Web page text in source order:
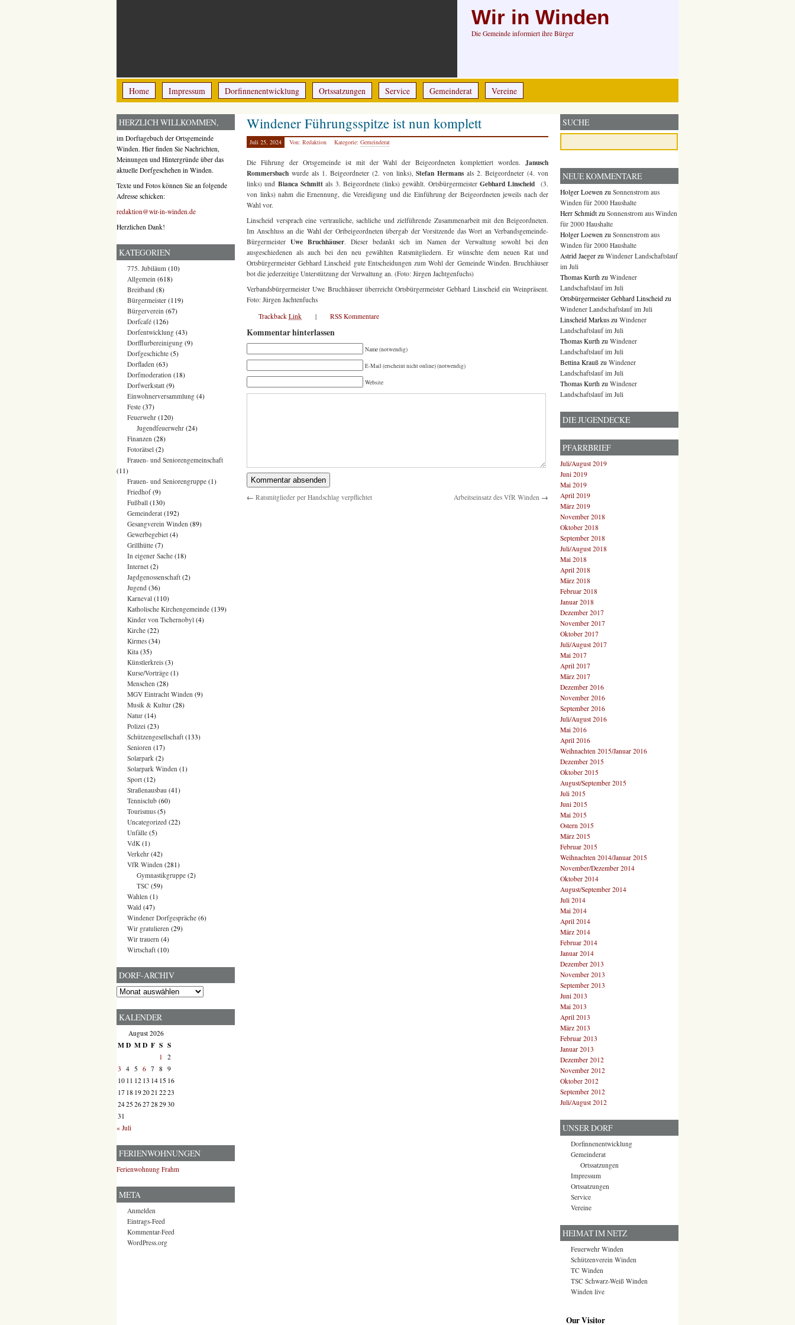
Wir in Winden
Die Gemeinde informiert ihre Bürger
Home Impressum Dorfinnenentwicklung Ortssatzungen Service Gemeinderat Vereine
Windener Führungsspitze ist nun komplett
Juli 25, 2024 Von: Redaktion Kategorie: Gemeinderat
Die Führung der Ortsgemeinde ist mit der Wahl der Beigeordneten komplettiert worden. Janusch
Rommersbach wurde als 1. Beigeordneter (2. von links),Stefan Hermans als 2. Beigeordneter (4. von
links) und Bianca Schmittals 3. Beigeordnete (links) gewählt. OrtsbürgermeisterGebhard Linscheid (3.
von links) nahm die Ernennung, die Vereidigung und die Einführung der Beigeordneten jeweils nach der
Wahl vor.
Linscheid versprach eine vertrauliche, sachliche und zielführende Zusammenarbeit mit den Beigeordneten.
Im Anschluss an die Wahl der Ortbeigeordneten übergab der Vorsitzende das Wort an Verbandsgemeinde-
BürgermeisterUwe Bruchhäuser. Dieser bedankt sich im Namen der Verwaltung sowohl bei den
ausgeschiedenen als auch bei den neu gewählten Ratsmitgliedern. Er wünschte dem neuen Rat und
Ortsbürgermeister Gebhard Linscheid gute Entscheidungen zum Wohl der Gemeinde Winden. Bruchhäuser
bot die jederzeitige Unterstützung der Verwaltung an. (Foto: Jürgen Jachtgenfuchs)
Verbandsbürgermeister Uwe Bruchhäuser überreicht Ortsbürgermeister Gebhard Linscheid ein Weinpräsent.
Foto: Jürgen Jachtenfuchs
Trackback Link | RSS Kommentare
Kommentar hinterlassen
Name (notwendig)
E-Mail (erscheint nicht online) (notwendig)
Website
← Ratsmitglieder per Handschlag verpflichtet Arbeitseinsatz des VfR Winden →
HERZLICH WILLKOMMEN,
im Dorftagebuch der Ortsgemeinde
Winden. Hier finden Sie Nachrichten,
Meinungen und Hintergründe über das
aktuelle Dorfgeschehen in Winden.
Texte und Fotos können Sie an folgende
Adresse schicken:
redaktion@wir-in-winden.de
Herzlichen Dank!
KATEGORIEN
775. Jubiläum (10)
Allgemein (618)
Breitband (8)
Bürgermeister (119)
Bürgerverein (67)
Dorfcafé (126)
Dorfentwicklung (43)
Dorfflurbereinigung (9)
Dorfgeschichte (5)
Dorfladen (63)
Dorfmoderation (18)
Dorfwerkstatt (9)
Einwohnerversammlung (4)
Feste (37)
Feuerwehr (120)
Jugendfeuerwehr (24)
Finanzen (28)
Fotorätsel (2)
Frauen- und Seniorengemeinschaft
(11)
Frauen- und Seniorengruppe (1)
Friedhof(9)
Fußball (130)
Gemeinderat (192)
Gesangverein Winden (89)
Gewerbegebiet (4)
Grillhütte (7)
In eigener Sache (18)
Internet (2)
Jagdgenossenschaft (2)
Jugend (36)
Karneval (110)
Katholische Kirchengemeinde (139)
Kinder von Tschernobyl (4)
Kirche (22)
Kirmes (34)
Kita (35)
Künstlerkreis (3)
Kurse/Vorträge (1)
Menschen (28)
MGV Eintracht Winden (9)
Musik & Kultur (28)
Natur (14)
Polizei (23)
Schützengesellschaft (133)
Senioren (17)
Solarpark (2)
Solarpark Winden (1)
Sport (12)
Straßenausbau (41)
Tennisclub (60)
Tourismus (5)
Uncategorized (22)
Unfälle (5)
VdK (1)
Verkehr (42)
VfR Winden (281)
Gymnastikgruppe (2)
TSC (59)
Wahlen (1)
Wald (47)
Windener Dorfgespräche (6)
Wir gratulieren (29)
Wir trauern (4)
Wirtschaft (10)
DORF-ARCHIV
Dorf-
KALENDER
August 2026
MD MD F S S
1 2
3 4 5 6 7 8 9
10 11 12 13 14 15 16
17 18 192021 2223
2425 2627 28 2930
31
« Juli
FERIENWOHNUNGEN
Ferienwohnung Frahm
META
Anmelden
Eintrags-Feed
Kommentar-Feed
WordPress.org
SUCHE
NEUE KOMMENTARE
Holger Loewen zu Sonnenstrom aus
Winden für 2000 Haushalte
Herr Schmidt zu Sonnenstrom aus Winden
für 2000 Haushalte
Holger Loewen zu Sonnenstrom aus
Winden für 2000 Haushalte
Astrid Jaeger zu Windener Landschaftslauf
im Juli
Thomas Kurth zu Windener
Landschaftslauf im Juli
Ortsbürgermeister Gebhard Linscheid zu
Windener Landschaftslauf im Juli
Linscheid Markus zu Windener
Landschaftslauf im Juli
Thomas Kurth zu Windener
Landschaftslauf im Juli
Bettina Krauß zu Windener
Landschaftslauf im Juli
Thomas Kurth zu Windener
Landschaftslauf im Juli
DIE JUGENDECKE
PFARRBRIEF
Juli/August 2019
Juni 2019
Mai 2019
April 2019
März 2019
November 2018
Oktober 2018
September 2018
Juli/August 2018
Mai 2018
April 2018
März 2018
Februar 2018
Januar 2018
Dezember 2017
November 2017
Oktober 2017
Juli/August 2017
Mai 2017
April 2017
März 2017
Dezember 2016
November 2016
September 2016
Juli/August 2016
Mai 2016
April 2016
Weihnachten 2015/Januar 2016
Dezember 2015
Oktober 2015
August/September 2015
Juli 2015
Juni 2015
Mai 2015
Ostern 2015
März 2015
Februar 2015
Weihnachten 2014/Januar 2015
November/Dezember 2014
Oktober 2014
August/September 2014
Juli 2014
Mai 2014
April 2014
März 2014
Februar 2014
Januar 2014
Dezember 2013
November 2013
September 2013
Juni 2013
Mai 2013
April 2013
März 2013
Februar 2013
Januar 2013
Dezember 2012
November 2012
Oktober 2012
September 2012
Juli/August 2012
UNSER DORF
Dorfinnenentwicklung
Gemeinderat
Ortssatzungen
Impressum
Ortssatzungen
Service
Vereine
HEIMAT IM NETZ
Feuerwehr Winden
Schützenverein Winden
TC Winden
TSC Schwarz-Weiß Winden
Winden live
Our Visitor